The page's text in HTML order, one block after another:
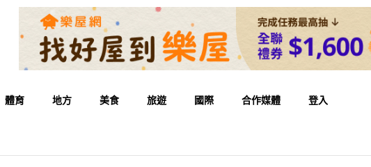
體育 地方 美食 旅遊 國際 合作媒體 登入